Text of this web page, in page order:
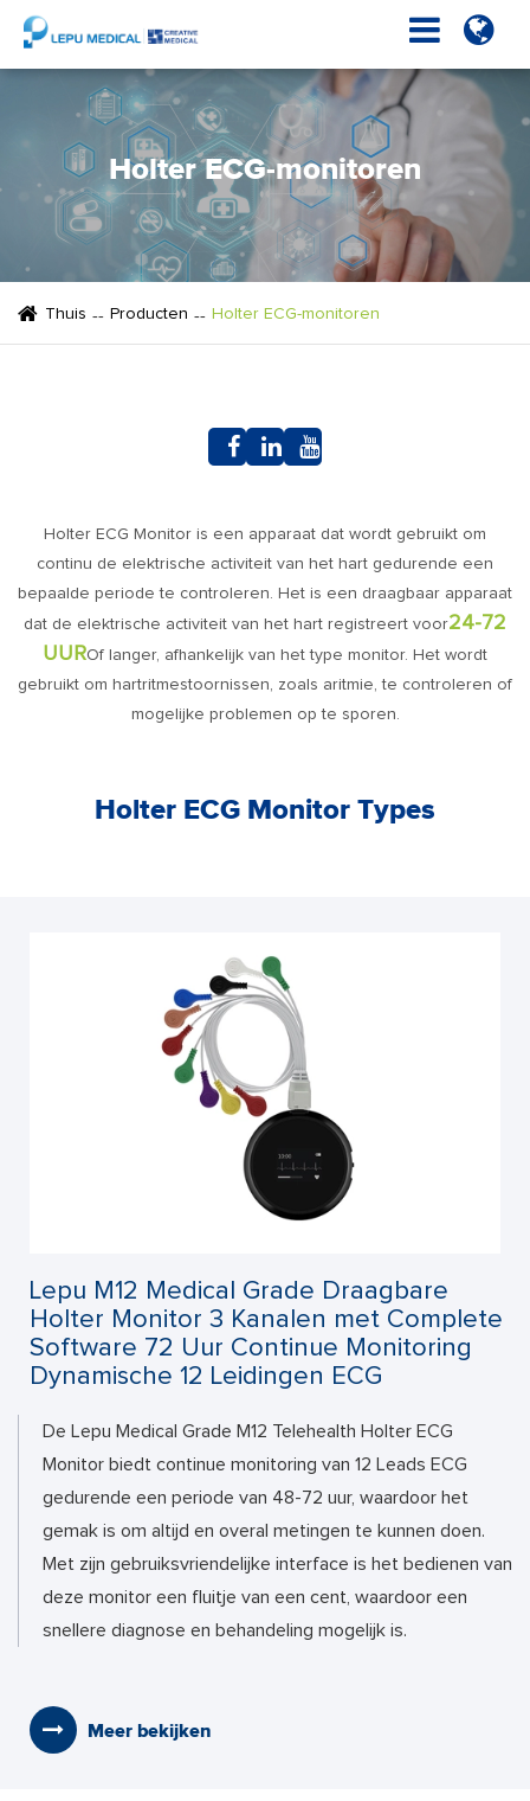
Holter ECG-monitoren
Thuis Producten Holter ECG-monitoren
Holter ECG Monitor is een apparaat dat wordt gebruikt om
continu de elektrische activiteit van het hart gedurende een
bepaalde periode te controleren. Het is een draagbaar apparaat
dat de elektrische activiteit van het hart registreert voor24-72
UUROf langer, afhankelijk van het type monitor. Het wordt
gebruikt om hartritmestoornissen, zoals aritmie, te controleren of
mogelijke problemen op te sporen.
Holter ECG Monitor Types
Lepu M12 Medical Grade Draagbare
Holter Monitor 3 Kanalen met Complete
Software 72 Uur Continue Monitoring
Dynamische 12 Leidingen ECG
De Lepu Medical Grade M12 Telehealth Holter ECG
Monitor biedt continue monitoring van 12 Leads ECG
gedurende een periode van 48-72 uur, waardoor het
gemak is om altijd en overal metingen te kunnen doen.
Met zijn gebruiksvriendelijke interface is het bedienen van
deze monitor een fluitje van een cent, waardoor een
snellere diagnose en behandeling mogelijk is.
Meer bekijken